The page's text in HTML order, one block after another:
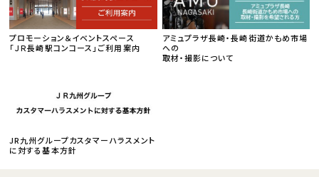
プロモーション＆イベントスペース
「ＪＲ長崎駅コンコース」ご利用案内
アミュプラザ長崎・長崎街道かもめ市場
への
取材・撮影について
JR九州グループカスタマーハラスメント
に対する基本方針